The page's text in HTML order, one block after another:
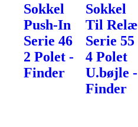
Sokkel
Push-In
Serie 46
2 Polet -
Finder
Sokkel
Til Relæ
Serie 55
4 Polet
U.bøjle -
Finder